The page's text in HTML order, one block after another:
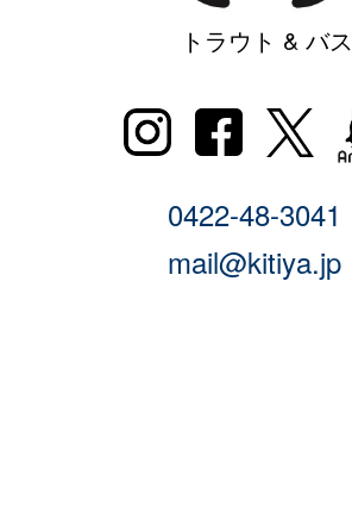
トラウト & バス
0422-48-3041
mail@kitiya.jp